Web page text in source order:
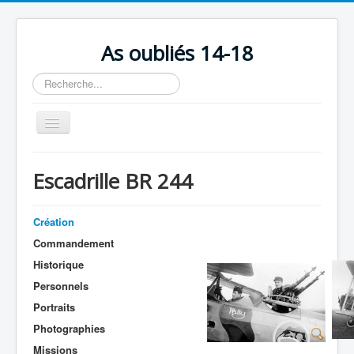
As oubliés 14-18
Rechercher
Basculer
la
Chronologie
Escadrilles
Organisation
Avions
Formation
Doctrines
Escadrille BR 244
Création
Commandement
Historique
Personnels
Portraits
Photographies
Missions